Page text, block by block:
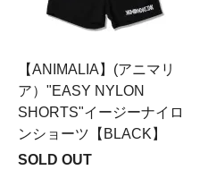
【ANIMALIA】(アニマリ
ア）"EASY NYLON
SHORTS"イージーナイロ
ンショーツ【BLACK】
SOLD OUT